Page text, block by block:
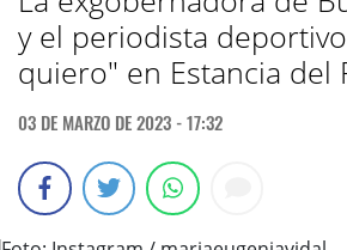
y el periodista
quiero" en Estancia del
03 DE MARZO DE 2023 - 17:32